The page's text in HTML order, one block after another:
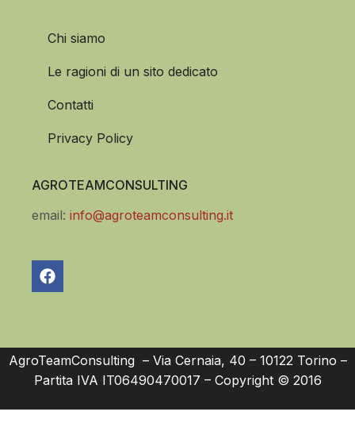
Chi siamo
Le ragioni di un sito dedicato
Contatti
Privacy Policy
AGROTEAMCONSULTING
email: info@agroteamconsulting.it
AgroTeamConsulting – Via Cernaia, 40 – 10122 Torino –
Partita IVA IT06490470017 – Copyright © 2016